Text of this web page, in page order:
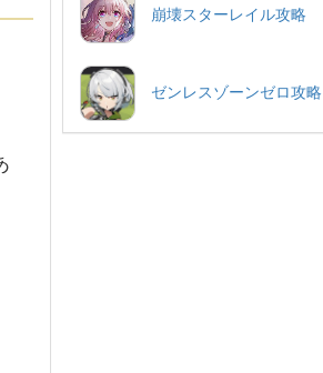
崩壊スターレイル攻略
ゼンレスゾーンゼロ攻略